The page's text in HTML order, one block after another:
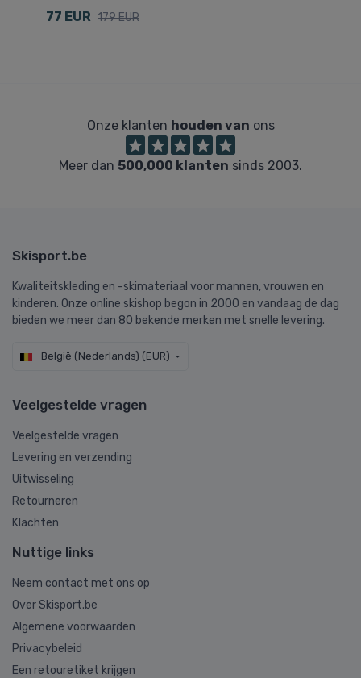
77 EUR 179 EUR
Onze klanten houden van ons
Meer dan 500,000 klanten sinds 2003.
Skisport.be
Kwaliteitskleding en -skimateriaal voor mannen, vrouwen en
kinderen. Onze online skishop begon in 2000 en vandaag de dag
bieden we meer dan 80 bekende merken met snelle levering.
België (Nederlands) (EUR)
Veelgestelde vragen
Veelgestelde vragen
Levering en verzending
Uitwisseling
Retourneren
Klachten
Nuttige links
Neem contact met ons op
Over Skisport.be
Algemene voorwaarden
Privacybeleid
Een retouretiket krijgen